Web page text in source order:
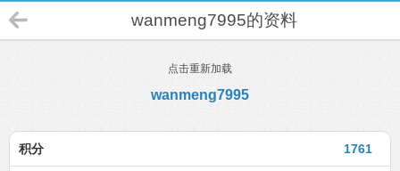
wanmeng7995的资料
点击重新加载
wanmeng7995
1761
积分